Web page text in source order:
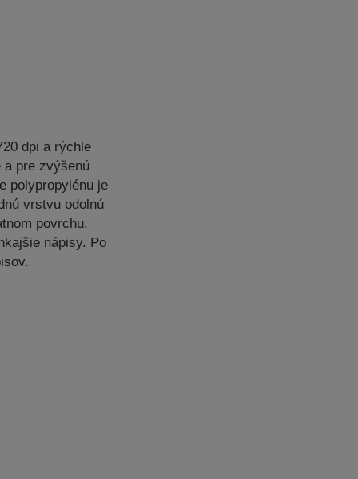
dpi a rýchle
a pre zvýšenú
polypropylénu je
vrstvu odolnú
povrchu.
nápisy. Po